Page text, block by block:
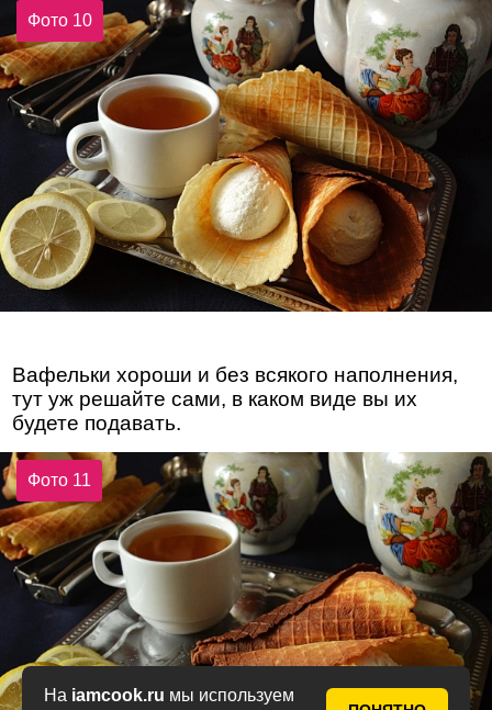
На iamcook.ru мы используем
Фото 10
Вафельки хороши и без всякого наполнения,
тут уж решайте сами, в каком виде вы их
будете подавать.
Фото 11